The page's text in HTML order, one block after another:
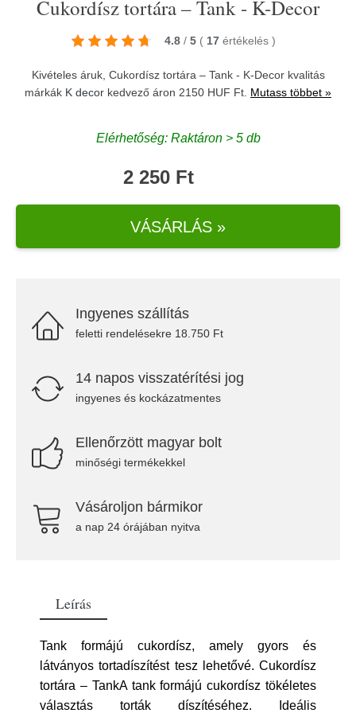
Cukordísz tortára – Tank - K-Decor
4.8 / 5 ( 17 értékelés )
Kivételes áruk, Cukordísz tortára – Tank - K-Decor kvalitás
márkák K decor kedvező áron 2150 HUF Ft. Mutass többet »
Elérhetőség: Raktáron > 5 db
2 250 Ft
VÁSÁRLÁS »
Ingyenes szállítás
feletti rendelésekre 18.750 Ft
14 napos visszatérítési jog
ingyenes és kockázatmentes
Ellenőrzött magyar bolt
minőségi termékekkel
Vásároljon bármikor
a nap 24 órájában nyitva
Leírás
Tank formájú cukordísz, amely gyors és
látványos tortadíszítést tesz lehetővé. Cukordísz
tortára – TankA tank formájú cukordísz tökéletes
választás torták díszítéséhez. Ideális